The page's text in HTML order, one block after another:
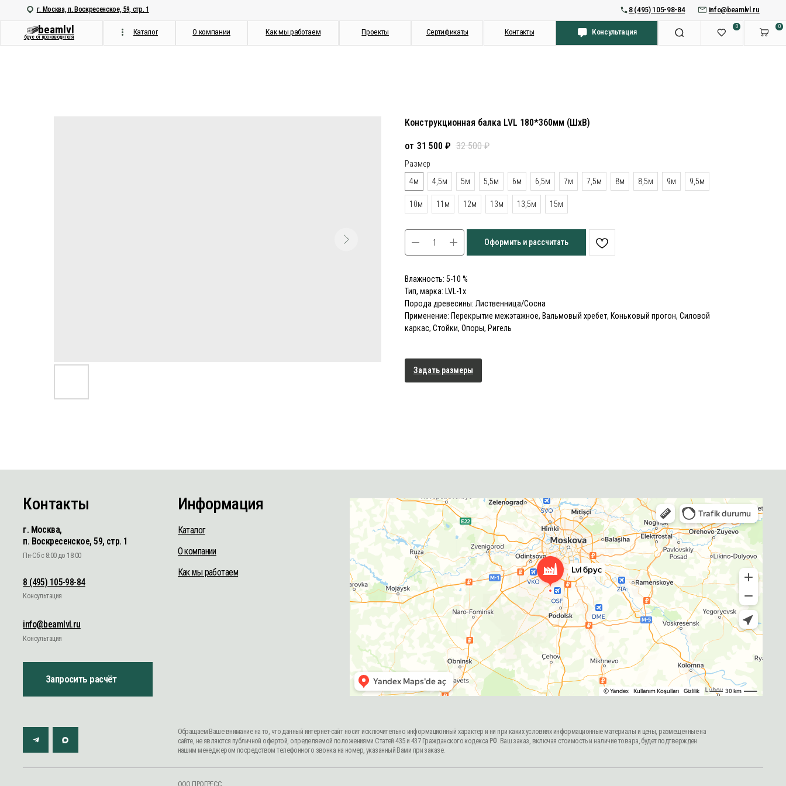
О компании Как мы работаем
info@beamlvl.ru
Каталог
брус от производителя
beamlvl
г. Москва, п. Воскресенское, 59, стр. 1
Конструкционная балка LVL 180*360мм (ШхВ)
31 500 ₽ 32 500 ₽
Размер
4м
4,5м 5м 5,5м 6м 6,5м 7м 7,5м 8м 8,5м 9м 9,5м
10м 11м 12м 13м 13,5м 15м
Оформить и рассчитать
Влажность: 5-10 %
Тип, марка: LVL-1x
Порода древесины: Лиственница/Сосна
Применение: Перекрытие межэтажное, Вальмовый хребет, Коньковый прогон, Силовой
каркас, Стойки, Опоры, Ригель
Задать размеры
г. Москва,
Как мы работаем
Консультация
info@beamlvl.ru
Обращаем Ваше внимание на то, что данный интернет-сайт носит исключительно информационный характер и ни при каких условиях информационные материалы и цены, размещенные на
сайте, не являются публичной офертой, определяемой положениями Статей 435 и 437 Гражданского кодекса РФ. Ваш заказ, включая стоимость и наличие товара, будет подтвержден
нашим менеджером посредством телефонного звонка на номер, указанный Вами при заказе.